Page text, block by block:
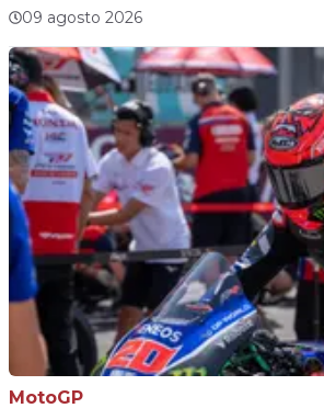
09 agosto 2026
MotoGP